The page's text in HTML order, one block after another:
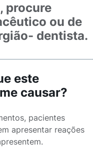
procure
ou de
dentista.
este
causar?
pacientes
apresentar reações